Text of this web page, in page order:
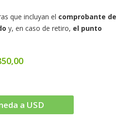
que incluyan el comprobante de
y, en caso de retiro, el punto
a USD